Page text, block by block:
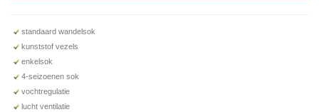
standaard wandelsok
kunststof vezels
enkelsok
4-seizoenen sok
vochtregulatie
lucht ventilatie